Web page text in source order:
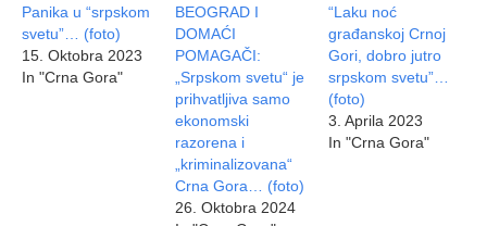
Panika u “srpskom
svetu”… (foto)
15. Oktobra 2023
In "Crna Gora"
BEOGRAD I
DOMAĆI
POMAGAČI:
„Srpskom svetu“ je
prihvatljiva samo
ekonomski
razorena i
„kriminalizovana“
Crna Gora… (foto)
26. Oktobra 2024
“Laku noć
građanskoj Crnoj
Gori, dobro jutro
srpskom svetu”…
(foto)
3. Aprila 2023
In "Crna Gora"